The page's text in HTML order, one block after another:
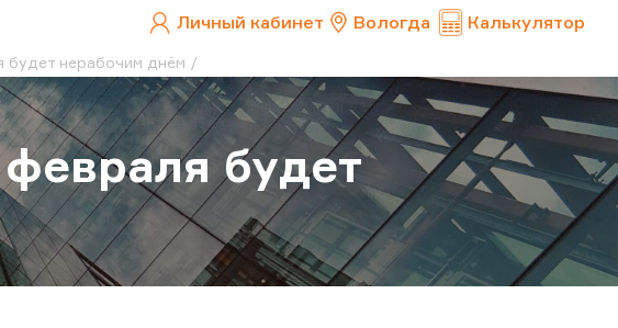
Личный кабинет Вологда Калькулятор
будет нерабочим днём
будет